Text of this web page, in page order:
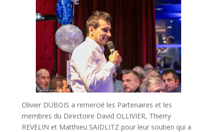
Olivier DUBOIS a remercié les Partenaires et les
membres du Directoire David OLLIVIER, Thierry
REVELIN et Matthieu SAIDLITZ pour leur soutien qui a